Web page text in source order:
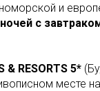
и
с
& RESORTS 5*
месте